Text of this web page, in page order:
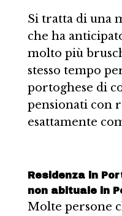
Si tratta di una
che ha
molto più
stesso tempo
portoghese di
pensionati con
esattamente
Residenza in
non abituale in
Molte persone